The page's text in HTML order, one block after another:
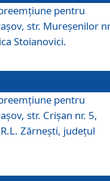
pentru
str. Mureşenilor
Stoianovici.
pentru
str. Crişan nr. 5,
Zărneşti, judeţul